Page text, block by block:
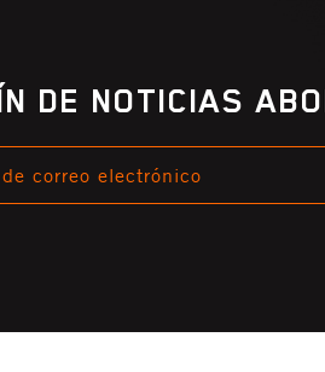
DE NOTICIAS